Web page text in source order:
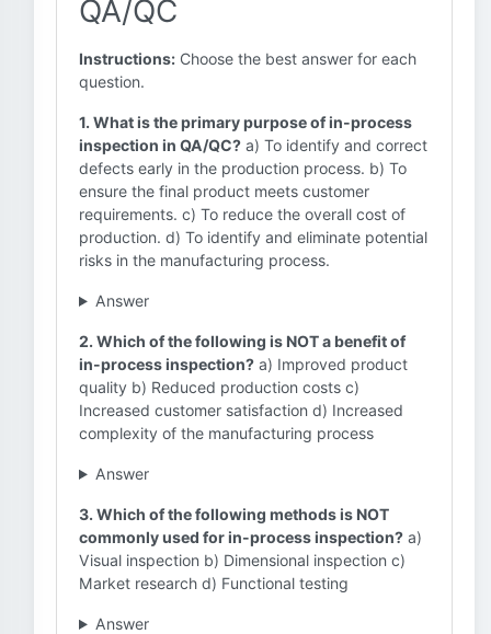
QA/QC
Instructions: Choose the best answer for each
question.
1. What is the primary purpose of in-process
inspection in QA/QC? a) To identify and correct
defects early in the production process. b) To
ensure the final product meets customer
requirements. c) To reduce the overall cost of
production. d) To identify and eliminate potential
risks in the manufacturing process.
Answer
2. Which of the following is NOT a benefit of
in-process inspection? a) Improved product
quality b) Reduced production costs c)
Increased customer satisfaction d) Increased
complexity of the manufacturing process
Answer
3. Which of the following methods is NOT
commonly used for in-process inspection? a)
Visual inspection b) Dimensional inspection c)
Market research d) Functional testing
Answer